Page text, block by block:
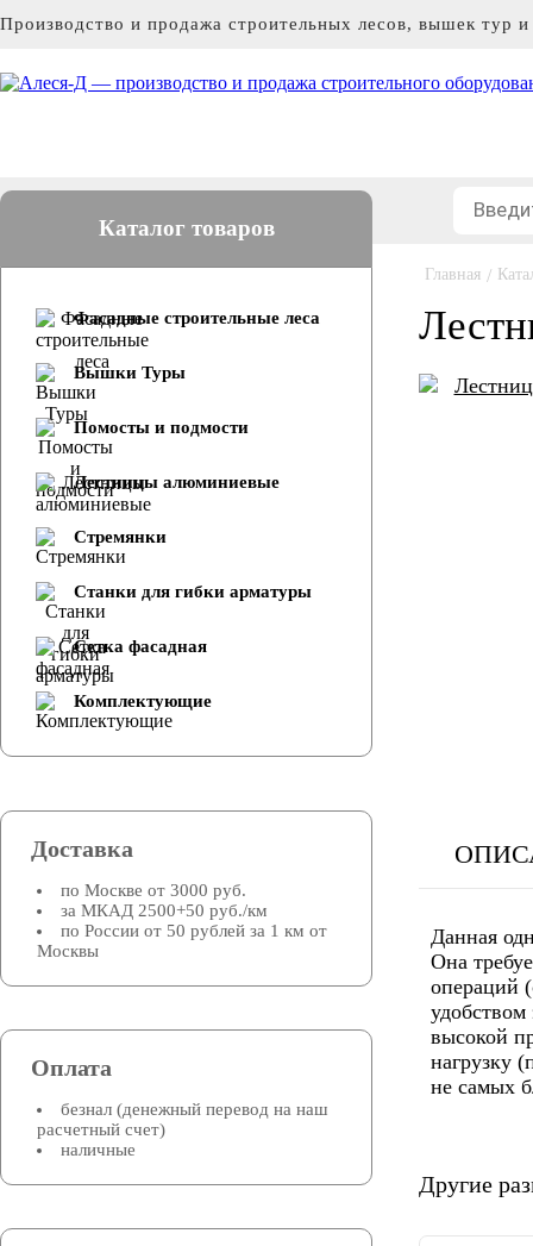
Производство и продажа строительных лесов, вышек тур
Каталог товаров
Фасадные строительные леса
Вышки Туры
Помосты и подмости
Лестницы алюминиевые
Стремянки
Cтанки для гибки арматуры
Сетка фасадная
Комплектующие
Доставка
по Москве от 3000 руб.
за МКАД 2500+50 руб./км
по России от 50 рублей за 1 км от
Москвы
Оплата
безнал (денежный перевод на наш
расчетный счет)
наличные
Главная /
Данная
Она
операций
высокой
нагрузку
не самых
Другие